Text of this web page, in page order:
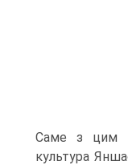
Саме з цим
культура